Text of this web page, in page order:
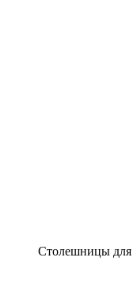
Столешницы для